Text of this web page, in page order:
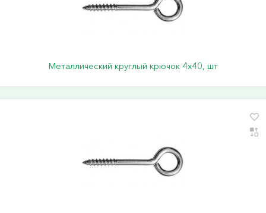
Металлический круглый крючок 4х40, шт